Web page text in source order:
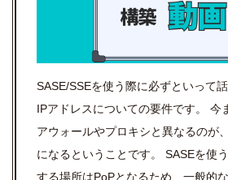
SASE/SSEを使う際に必ずといって
IPアドレスについての要件です。 今
アウォールやプロキシと異なるのが
になるということです。 SASEを使
する場所はPoPとなるため、一般的